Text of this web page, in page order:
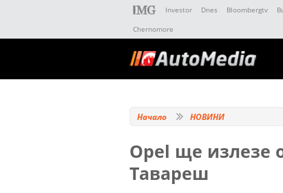
Investor Dnes Bloombergtv
Chernomore
Начало НОВИНИ
Opel ще излезе
Тавареш